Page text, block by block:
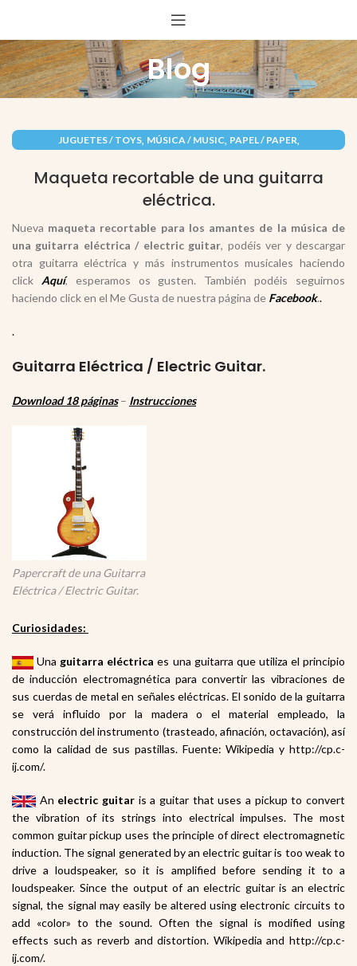
Blog
JUGUETES / TOYS, MÚSICA / MUSIC, PAPEL / PAPER,
Maqueta recortable de una guitarra
eléctrica.
Nueva maqueta recortable para los amantes de la música de
una guitarra eléctrica / electric guitar, podéis ver y descargar
otra guitarra eléctrica y más instrumentos musicales haciendo
click Aquí, esperamos os gusten. También podéis seguirnos
haciendo click en el Me Gusta de nuestra página de Facebook..
.
Guitarra Eléctrica / Electric Guitar.
Download 18 páginas– Instrucciones
Papercraft de una Guitarra
Eléctrica / Electric Guitar.
Curiosidades:
Una guitarra eléctrica es una guitarra que utiliza el principio
de inducción electromagnética para convertir las vibraciones de
sus cuerdas de metal en señales eléctricas. El sonido de la guitarra
se verá influido por la madera o el material empleado, la
construcción del instrumento (trasteado, afinación, octavación), así
como la calidad de sus pastillas. Fuente: Wikipedia y http://cp.c-
ij.com/.
An electric guitar is a guitar that uses a pickup to convert
the vibration of its strings into electrical impulses. The most
common guitar pickup uses the principle of direct electromagnetic
induction. The signal generated by an electric guitar is too weak to
drive a loudspeaker, so it is amplified before sending it to a
loudspeaker. Since the output of an electric guitar is an electric
signal, the signal may easily be altered using electronic circuits to
add «color» to the sound. Often the signal is modified using
effects such as reverb and distortion. Wikipedia and http://cp.c-
ij.com/.